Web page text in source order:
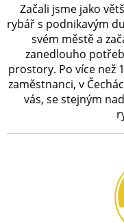
Začali jsme jako
rybář s podnikavým
svém městě a
zanedlouho
prostory. Po více než
zaměstnanci, v
vás, se stejným